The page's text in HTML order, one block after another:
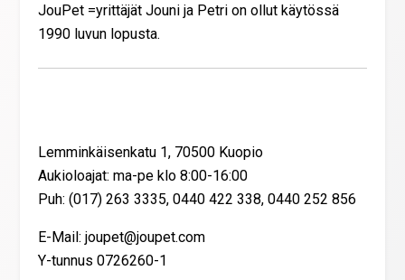
JouPet =yrittäjät Jouni ja Petri on ollut käytössä
1990 luvun lopusta.
Lemminkäisenkatu 1, 70500 Kuopio
Aukioloajat: ma-pe klo 8:00-16:00
Puh: (017) 263 3335, 0440 422 338, 0440 252 856
E-Mail: joupet@joupet.com
Y-tunnus 0726260-1